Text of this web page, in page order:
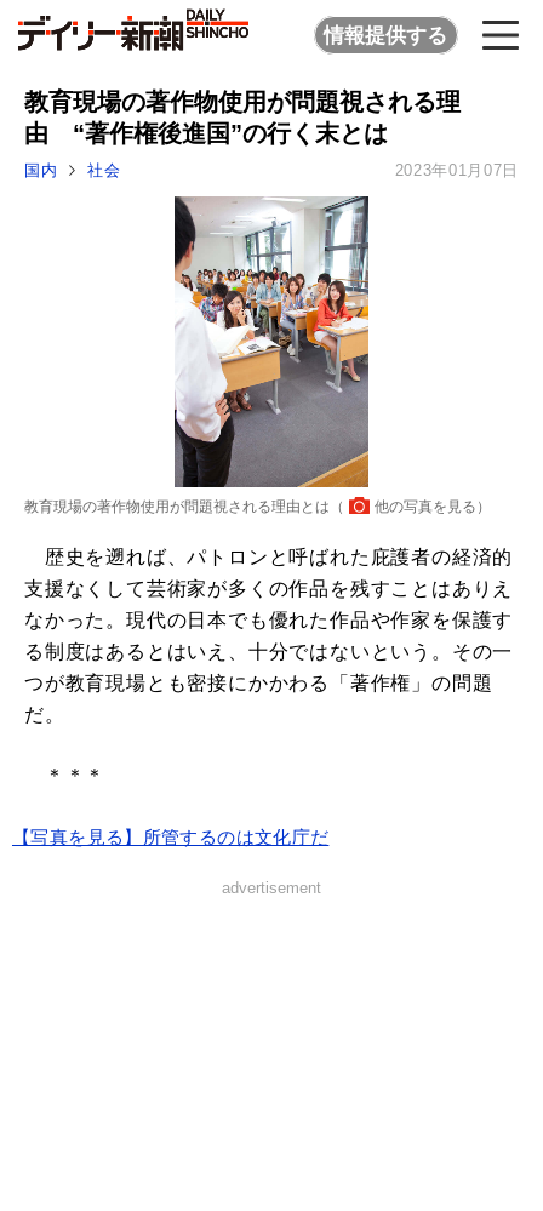
情報提供する
教育現場の著作物使用が問題視される理
由 “著作権後進国”の行く末とは
国内 社会 2023年01月07日
教育現場の著作物使用が問題視される理由とは（ 他の写真を見る ）
歴史を遡れば、パトロンと呼ばれた庇護者の経済的
支援なくして芸術家が多くの作品を残すことはありえ
なかった。現代の日本でも優れた作品や作家を保護す
る制度はあるとはいえ、十分ではないという。その一
つが教育現場とも密接にかかわる「著作権」の問題
だ。
＊＊＊
【写真を見る】所管するのは文化庁だ
advertisement